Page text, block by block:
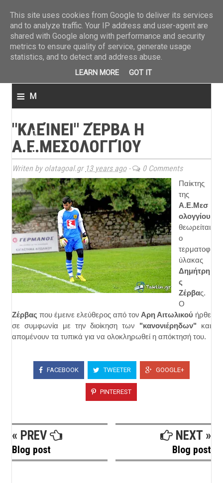
≡ M
n
u
"ΚΛΕΊΝΕΙ" ΖΈΡΒΑ Η
Α.Ε.ΜΕΣΟΛΟΓΓΊΟΥ
Writen by olatagoal.gr 13 years ago- 0 Comments
Παίκτης
της
Α.Ε.Μεσ
ολογγίου
θεωρείται
ο
τερματοφ
ύλακας
Δημήτρη
ς
Ζέρβας.
Ο
Ζέρβας που έμεινε ελεύθερος από τον Αρη Αιτωλικού ήρθε
σε συμφωνία με την διοίκηση των "κανονιέρηδων" και
απομένουν τα τυπικά για να ολοκληρωθεί η απόκτησή του.
FACEBOOK TWEETER GOOGLE+
PINTEREST
« PREV
Blog post
NEXT »
Blog post
This site uses cookies from Google to deliver its services
and to analyze traffic. Your IP address and user-agent are
shared with Google along with performance and security
metrics to ensure quality of service, generate usage
statistics, and to detect and address abuse.
LEARN MORE GOT IT